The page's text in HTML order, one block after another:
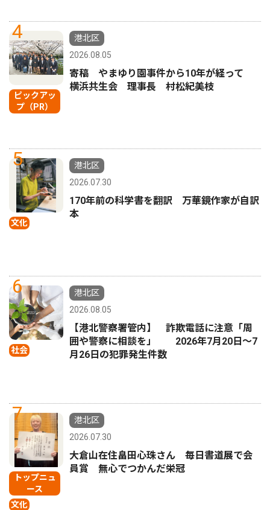
4
ピックアッ
プ（PR）
港北区
2026.08.05
寄稿 やまゆり園事件から10年が経って
横浜共生会 理事長 村松紀美枝
5
文化
港北区
2026.07.30
170年前の科学書を翻訳 万華鏡作家が自訳
本
6
社会
港北区
2026.08.05
【港北警察署管内】 詐欺電話に注意「周
囲や警察に相談を」 2026年7月20日〜7
月26日の犯罪発生件数
7
トップニュ
ース
文化
港北区
2026.07.30
大倉山在住畠田心珠さん 毎日書道展で会
員賞 無心でつかんだ栄冠